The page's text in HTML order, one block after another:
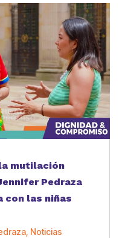
mutilación
Pedraza
con las niñas
, Noticias